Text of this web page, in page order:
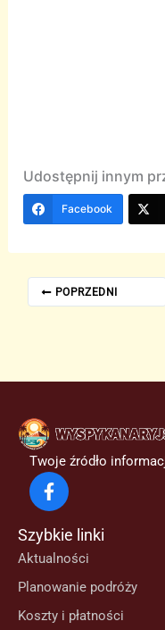
Udostępnij innym
Facebook
POPRZEDNI
Twoje źródło
Szybkie linki
Aktualności
Planowanie podróży
Koszty i płatności